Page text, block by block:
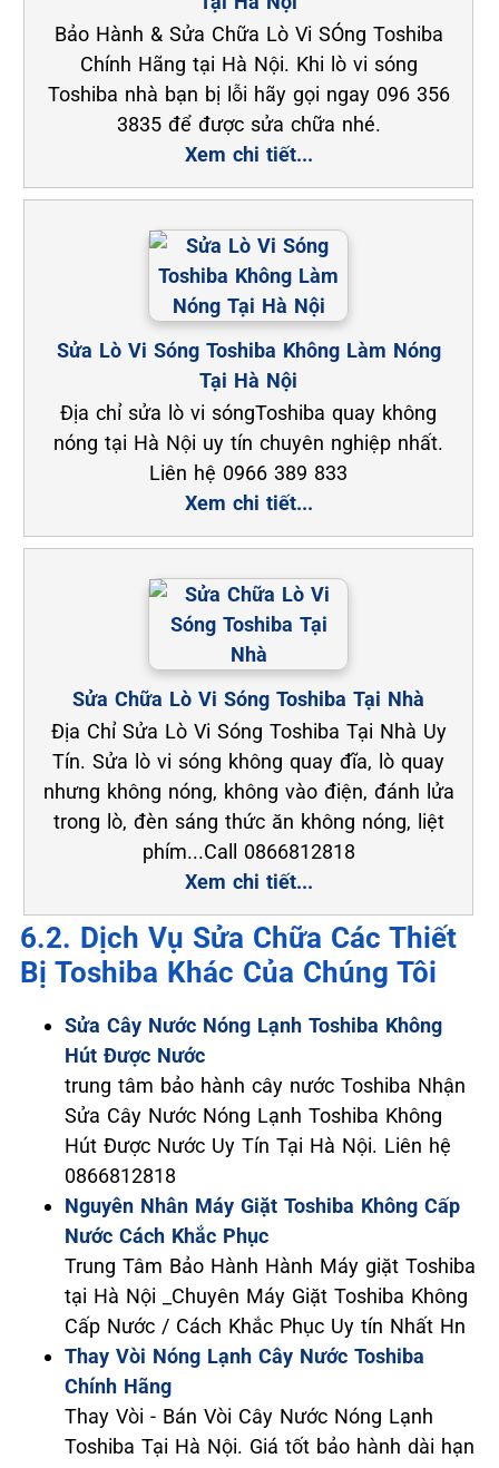
Bảo Hành & Sửa Chữa Lò Vi SÓng Toshiba
Chính Hãng tại Hà Nội. Khi lò vi sóng
Toshiba nhà bạn bị lỗi hãy gọi ngay 096 356
3835 để được sửa chữa nhé.
Xem chi tiết...
Sửa Lò Vi Sóng Toshiba Không Làm Nóng
Tại Hà Nội
Địa chỉ sửa lò vi sóngToshiba quay không
nóng tại Hà Nội uy tín chuyên nghiệp nhất.
Liên hệ 0966 389 833
Xem chi tiết...
Sửa Chữa Lò Vi Sóng Toshiba Tại Nhà
Địa Chỉ Sửa Lò Vi Sóng Toshiba Tại Nhà Uy
Tín. Sửa lò vi sóng không quay đĩa, lò quay
nhưng không nóng, không vào điện, đánh lửa
trong lò, đèn sáng thức ăn không nóng, liệt
phím...Call 0866812818
Xem chi tiết...
6.2. Dịch Vụ Sửa Chữa Các Thiết
Bị Toshiba Khác Của Chúng Tôi
Sửa Cây Nước Nóng Lạnh Toshiba Không
Hút Được Nước
trung tâm bảo hành cây nước Toshiba Nhận
Sửa Cây Nước Nóng Lạnh Toshiba Không
Hút Được Nước Uy Tín Tại Hà Nội. Liên hệ
0866812818
Nguyên Nhân Máy Giặt Toshiba Không Cấp
Nước Cách Khắc Phục
Trung Tâm Bảo Hành Hành Máy giặt Toshiba
tại Hà Nội _Chuyên Máy Giặt Toshiba Không
Cấp Nước / Cách Khắc Phục Uy tín Nhất Hn
Thay Vòi Nóng Lạnh Cây Nước Toshiba
Chính Hãng
Thay Vòi - Bán Vòi Cây Nước Nóng Lạnh
Toshiba Tại Hà Nội. Giá tốt bảo hành dài hạn